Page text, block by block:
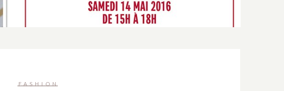
FASHION